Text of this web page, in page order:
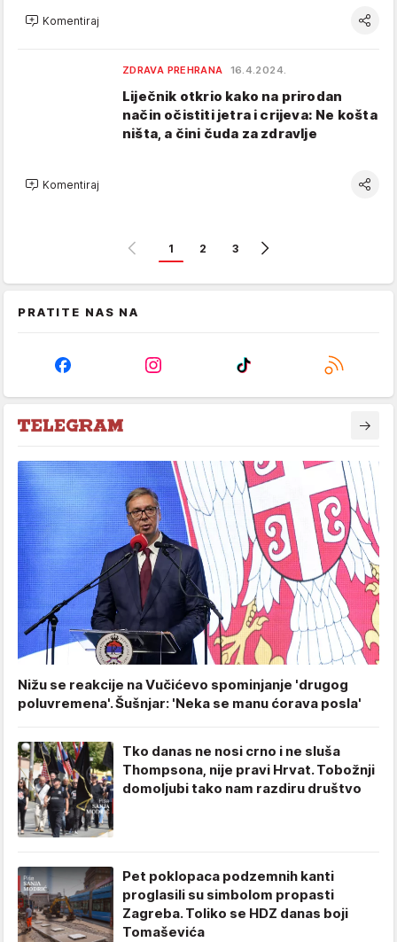
Komentiraj
ZDRAVA PREHRANA 16.4.2024.
Liječnik otkrio kako na prirodan
način očistiti jetra i crijeva: Ne košta
ništa, a čini čuda za zdravlje
Komentiraj
1 2 3
PRATITE NAS NA
Nižu se reakcije na Vučićevo spominjanje 'drugog
poluvremena'. Šušnjar: 'Neka se manu ćorava posla'
Tko danas ne nosi crno i ne sluša
Thompsona, nije pravi Hrvat. Tobožnji
domoljubi tako nam razdiru društvo
Pet poklopaca podzemnih kanti
proglasili su simbolom propasti
Zagreba. Toliko se HDZ danas boji
Tomaševića